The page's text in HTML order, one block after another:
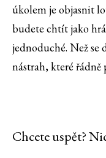
úkolem je objasnit
budete chtít jako
jednoduché. Než se
nástrah, které řádně
Chcete uspět?